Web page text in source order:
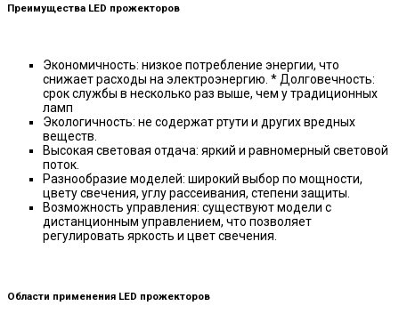
Преимущества LED прожекторов
Экономичность: низкое потребление энергии, что
снижает расходы на электроэнергию. * Долговечность:
срок службы в несколько раз выше, чем у традиционных
ламп
Экологичность: не содержат ртути и других вредных
веществ.
Высокая световая отдача: яркий и равномерный световой
поток.
Разнообразие моделей: широкий выбор по мощности,
цвету свечения, углу рассеивания, степени защиты.
Возможность управления: существуют модели с
дистанционным управлением, что позволяет
регулировать яркость и цвет свечения.
Области применения LED прожекторов